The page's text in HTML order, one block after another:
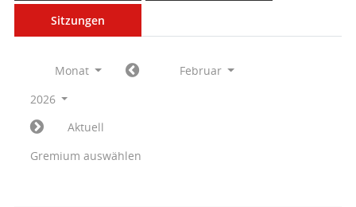
Sitzungen
Monat
Februar
2026
Aktuell
Gremium auswählen